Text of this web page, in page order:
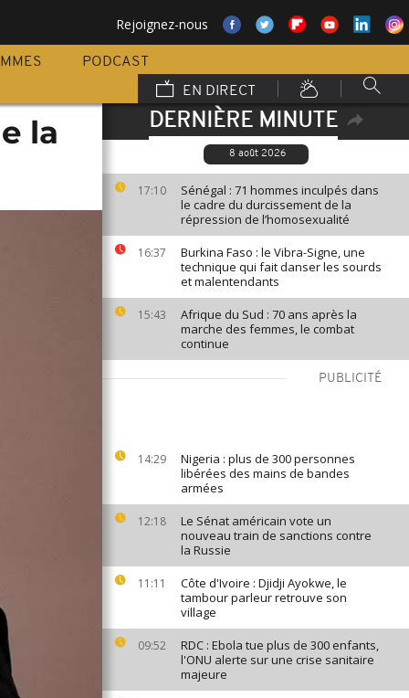
Rejoignez-nous
PODCAST
EN DIRECT
DERNIÈRE MINUTE
8 août 2026
17:10
Sénégal : 71 hommes inculpés dans
le cadre du durcissement de la
répression de l’homosexualité
16:37
Burkina Faso : le Vibra-Signe, une
technique qui fait danser les sourds
et malentendants
15:43
Afrique du Sud : 70 ans après la
marche des femmes, le combat
continue
PUBLICITÉ
14:29
Nigeria : plus de 300 personnes
libérées des mains de bandes
armées
12:18
Le Sénat américain vote un
nouveau train de sanctions contre
la Russie
11:11
Côte d'Ivoire : Djidji Ayokwe, le
tambour parleur retrouve son
village
09:52
RDC : Ebola tue plus de 300 enfants,
l'ONU alerte sur une crise sanitaire
majeure
la